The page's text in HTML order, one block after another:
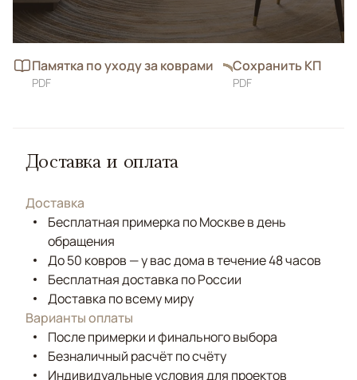
Памятка по уходу за коврами
PDF
Сохранить КП
PDF
Доставка и оплата
Доставка
Бесплатная примерка по Москве в день
обращения
До 50 ковров — у вас дома в течение 48 часов
Бесплатная доставка по России
Доставка по всему миру
Варианты оплаты
После примерки и финального выбора
Безналичный расчёт по счёту
Индивидуальные условия для проектов